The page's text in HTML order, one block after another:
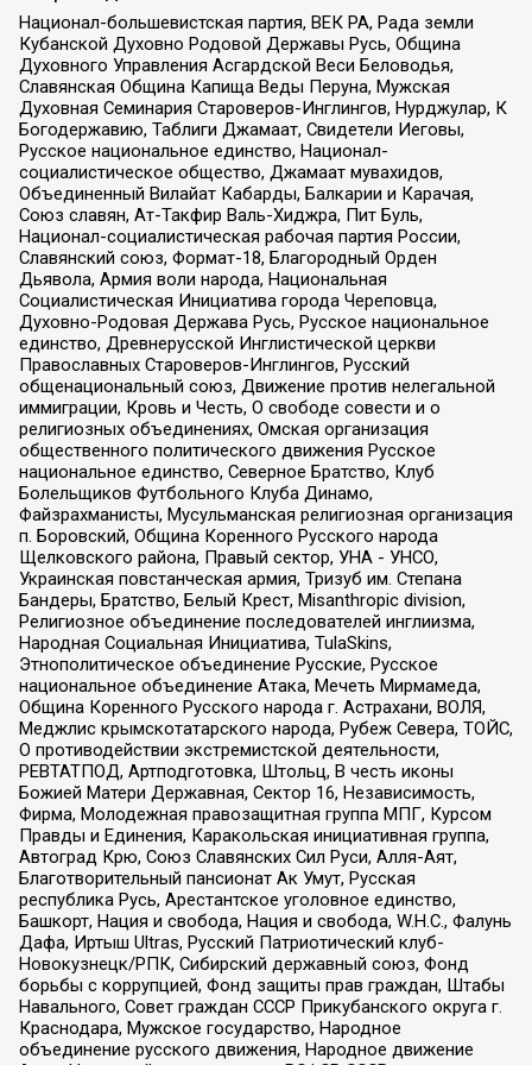
Национал-большевистская партия, ВЕК РА, Рада земли
Кубанской Духовно Родовой Державы Русь, Община
Духовного Управления Асгардской Веси Беловодья,
Славянская Община Капища Веды Перуна, Мужская
Духовная Семинария Староверов-Инглингов, Нурджулар, К
Богодержавию, Таблиги Джамаат, Свидетели Иеговы,
Русское национальное единство, Национал-
социалистическое общество, Джамаат мувахидов,
Объединенный Вилайат Кабарды, Балкарии и Карачая,
Союз славян, Ат-Такфир Валь-Хиджра, Пит Буль,
Национал-социалистическая рабочая партия России,
Славянский союз, Формат-18, Благородный Орден
Дьявола, Армия воли народа, Национальная
Социалистическая Инициатива города Череповца,
Духовно-Родовая Держава Русь, Русское национальное
единство, Древнерусской Инглистической церкви
Православных Староверов-Инглингов, Русский
общенациональный союз, Движение против нелегальной
иммиграции, Кровь и Честь, О свободе совести и о
религиозных объединениях, Омская организация
общественного политического движения Русское
национальное единство, Северное Братство, Клуб
Болельщиков Футбольного Клуба Динамо,
Файзрахманисты, Мусульманская религиозная организация
п. Боровский, Община Коренного Русского народа
Щелковского района, Правый сектор, УНА - УНСО,
Украинская повстанческая армия, Тризуб им. Степана
Бандеры, Братство, Белый Крест, Misanthropic division,
Религиозное объединение последователей инглиизма,
Народная Социальная Инициатива, TulaSkins,
Этнополитическое объединение Русские, Русское
национальное объединение Атака, Мечеть Мирмамеда,
Община Коренного Русского народа г. Астрахани, ВОЛЯ,
Меджлис крымскотатарского народа, Рубеж Севера, ТОЙС,
О противодействии экстремистской деятельности,
РЕВТАТПОД, Артподготовка, Штольц, В честь иконы
Божией Матери Державная, Сектор 16, Независимость,
Фирма, Молодежная правозащитная группа МПГ, Курсом
Правды и Единения, Каракольская инициативная группа,
Автоград Крю, Союз Славянских Сил Руси, Алля-Аят,
Благотворительный пансионат Ак Умут, Русская
республика Русь, Арестантское уголовное единство,
Башкорт, Нация и свобода, Нация и свобода, W.H.С., Фалунь
Дафа, Иртыш Ultras, Русский Патриотический клуб-
Новокузнецк/РПК, Сибирский державный союз, Фонд
борьбы с коррупцией, Фонд защиты прав граждан, Штабы
Навального, Совет граждан СССР Прикубанского округа г.
Краснодара, Мужское государство, Народное
объединение русского движения, Народное движение